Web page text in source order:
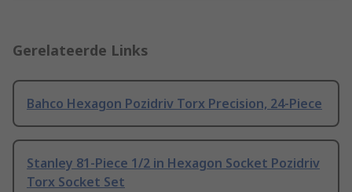
Gerelateerde Links
Bahco Hexagon Pozidriv Torx Precision, 24-Piece
Stanley 81-Piece 1/2 in Hexagon Socket Pozidriv
Torx Socket Set